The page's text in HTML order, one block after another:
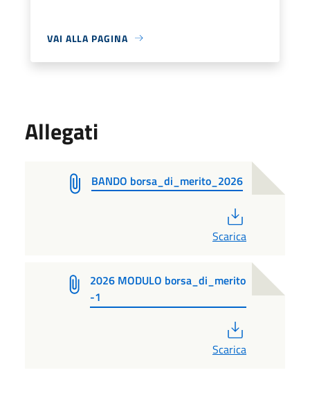
VAI ALLA PAGINA
Allegati
BANDO borsa_di_merito_2026
Scarica
2026 MODULO borsa_di_merito
-1
Scarica